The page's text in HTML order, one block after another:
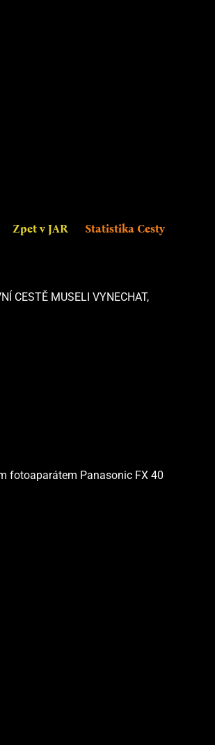
Zpet v JAR Statistika Cesty
CESTĚ MUSELI VYNECHAT,
fotoaparátem Panasonic FX 40